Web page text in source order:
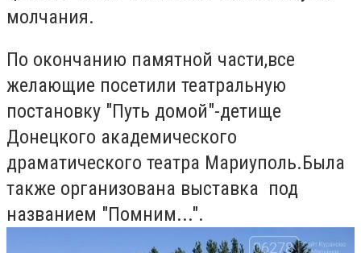
молчания.
По окончанию памятной части,все
желающие посетили театральную
постановку "Путь домой"-детище
Донецкого академического
драматического театра Мариуполь.Была
также организована выставка под
названием "Помним...".